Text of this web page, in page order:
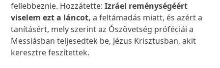
fellebbeznie. Hozzátette:Izráel reménységéért
viselem ezt a láncot,a feltámadás miatt, és azért a
tanításért, mely szerint az Ószövetség próféciái a
Messiásban teljesedtek be, Jézus Krisztusban, akit
keresztre feszítettek.